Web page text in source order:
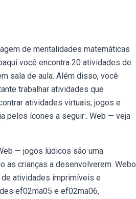
de mentalidades matemáticas
você encontra 20 atividades de
sala de aula. Além disso, você
trabalhar atividades que
atividades virtuais, jogos e
pelos ícones a seguir:. Web — veja
— jogos lúdicos são uma
as crianças a desenvolverem. Webo
atividades imprimíveis e
ef02ma05 e ef02ma06,